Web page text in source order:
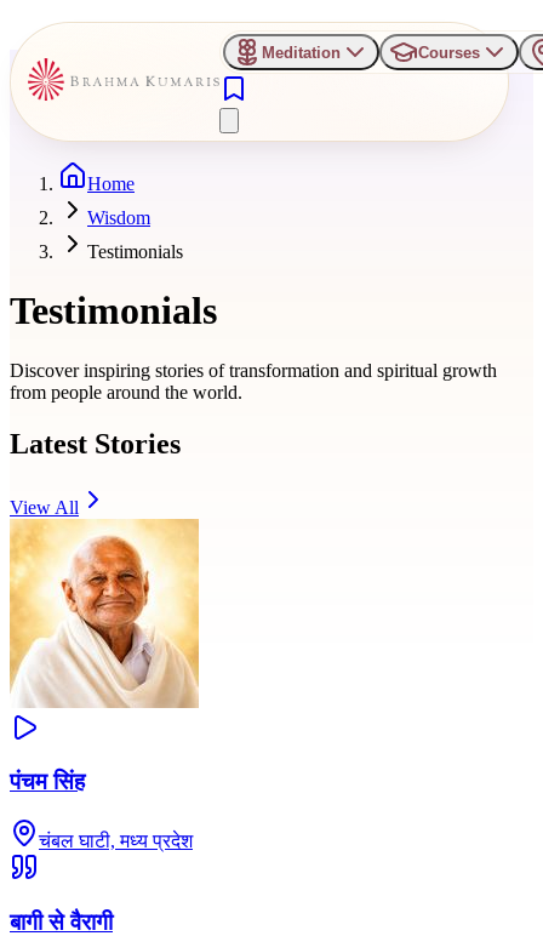
Meditation Courses
Home
Wisdom
Testimonials
Testimonials
Discover inspiring stories of transformation and spiritual growth
from people around the world.
Latest Stories
View All
पंचम सिंह
चंबल घाटी, मध्य प्रदेश
बागी से वैरागी